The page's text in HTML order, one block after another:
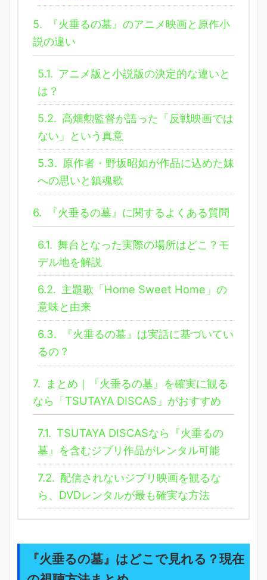
5.
『火垂るの墓』のアニメ映画と原作小
説の違い
5.1. アニメ版と小説版の決定的な違いと
は？
5.2. 高畑勲監督が語った「反戦映画では
ない」という真意
5.3. 原作者・野坂昭如が作品に込めた妹
への思いと鎮魂歌
6. 『火垂るの墓』に関するよくある質問
6.1. 舞台となった実際の場所はどこ？モ
デル地を解説
6.2. 主題歌「Home Sweet Home」の
意味と由来
6.3.
『火垂るの墓』は実話に基づいてい
るの？
7. まとめ｜『火垂るの墓』を確実に観る
なら「TSUTAYA DISCAS」がおすすめ
7.1. TSUTAYA DISCASなら『火垂るの
墓』を含むジブリ作品がレンタル可能
7.2. 配信されないジブリ映画を観るな
ら、DVDレンタルが最も確実な方法
『火垂るの墓』はどこで見れる？現在